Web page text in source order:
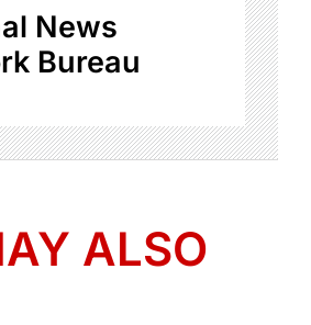
News
Bureau
ALSO